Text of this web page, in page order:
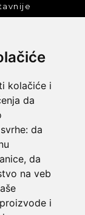
kolačiće i
da
da
, da
na veb
i
na